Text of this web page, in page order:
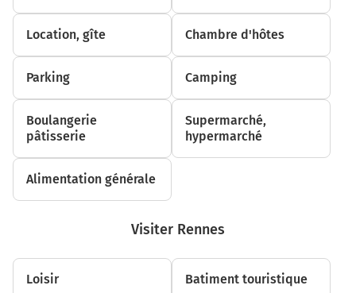
Location, gîte Chambre d'hôtes
Parking Camping
Boulangerie
pâtisserie
Supermarché,
hypermarché
Alimentation générale
Visiter Rennes
Loisir Batiment touristique